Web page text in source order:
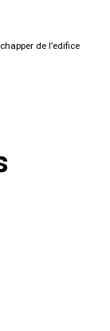
de l’edifice